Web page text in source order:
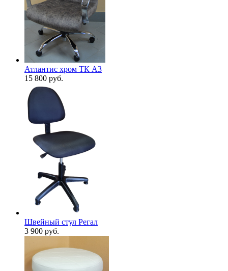
Атлантис хром ТК A3
15 800 руб.
Швейный стул Регал
3 900 руб.